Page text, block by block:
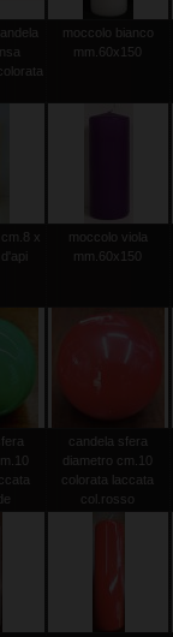
moccolo bianco
mm.60x150
x
moccolo viola
mm.60x150
candela sfera
diametro cm.10
colorata laccata
col.rosso